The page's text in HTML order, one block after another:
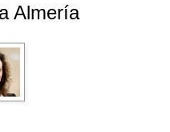
Almería